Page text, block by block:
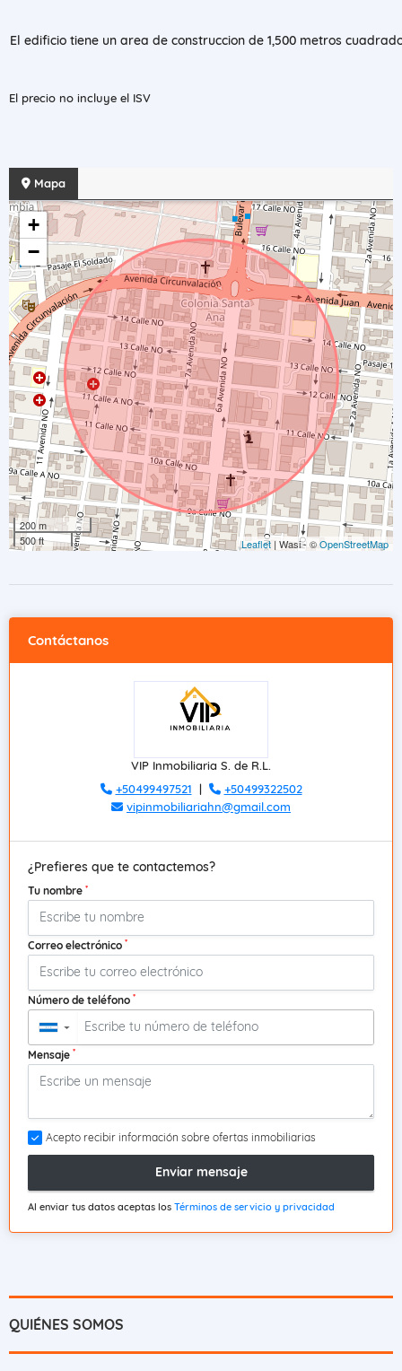
El edificio tiene un area de construccion de 1,500 metros
El precio no incluye el ISV
Mapa
+
−
200 m
500 ft
Leaflet | Wasi - ©OpenStreetMap
Contáctanos
VIP Inmobiliaria S. de R.L.
+50499497521 |
+50499322502
vipinmobiliariahn@gmail.com
¿Prefieres que te contactemos?
Tu nombre *
Correo electrónico *
Número de teléfono *
▼
Mensaje *
Acepto recibir información sobre ofertas inmobiliarias
Enviar mensaje
Al enviar tus datos aceptas los Términos de servicio y privacidad
QUIÉNES SOMOS